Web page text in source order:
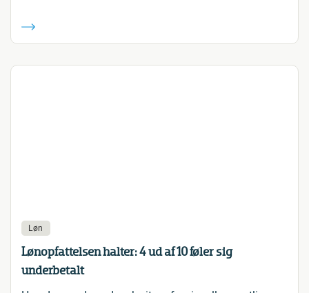
Løn
Lønopfattelsen halter: 4 ud af 10 føler sig
underbetalt